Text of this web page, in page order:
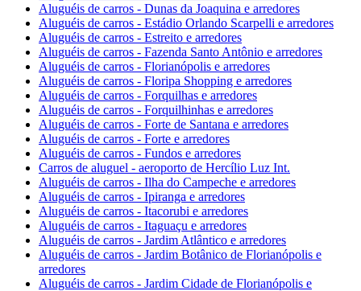
Aluguéis de carros - Dunas da Joaquina e arredores
Aluguéis de carros - Estádio Orlando Scarpelli e arredores
Aluguéis de carros - Estreito e arredores
Aluguéis de carros - Fazenda Santo Antônio e arredores
Aluguéis de carros - Florianópolis e arredores
Aluguéis de carros - Floripa Shopping e arredores
Aluguéis de carros - Forquilhas e arredores
Aluguéis de carros - Forquilhinhas e arredores
Aluguéis de carros - Forte de Santana e arredores
Aluguéis de carros - Forte e arredores
Aluguéis de carros - Fundos e arredores
Carros de aluguel - aeroporto de Hercílio Luz Int.
Aluguéis de carros - Ilha do Campeche e arredores
Aluguéis de carros - Ipiranga e arredores
Aluguéis de carros - Itacorubi e arredores
Aluguéis de carros - Itaguaçu e arredores
Aluguéis de carros - Jardim Atlântico e arredores
Aluguéis de carros - Jardim Botânico de Florianópolis e
arredores
Aluguéis de carros - Jardim Cidade de Florianópolis e